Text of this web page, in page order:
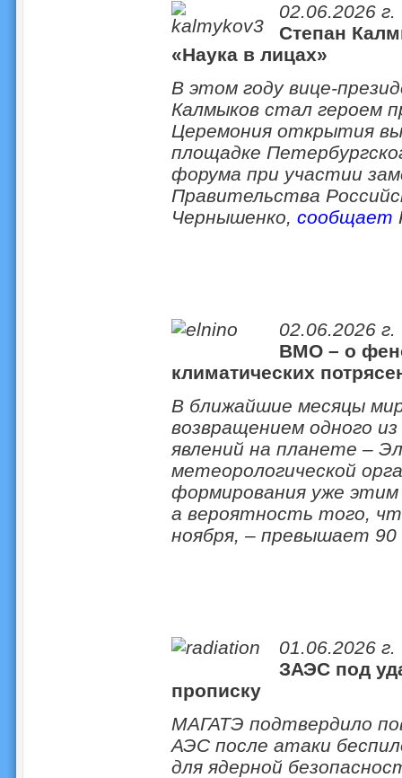
02.06.2026 г.
Степан
«Наука в лицах»
В этом году вице-
Калмыков стал героем
Церемония открытия
площадке
форума при участии
Правительства
Чернышенко, сообщает
02.06.2026 г.
ВМО – о
климатических
В ближайшие месяцы
возвращением одного
явлений на планете –
метеорологической
формирования уже
а вероятность того,
ноября, – превышает
01.06.2026 г.
ЗАЭС под
прописку
МАГАТЭ подтвердило
АЭС после атаки
для ядерной